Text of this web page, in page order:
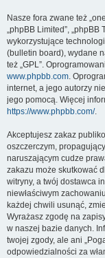
Nasze fora zwane też
„phpBB Limited”,
wykorzystujące
(bulletin board), wydane
też „GPL”.
www.phpbb.com.
internet, a jego autorzy
jego pomocą. Więcej
https://www.phpbb.com/.
Akceptujesz zakaz
oszczerczym,
naruszającym cudze
zakazu może skutkować
witryny, a twój dostawca
niewłaściwym
każdej chwili usunąć,
Wyrażasz zgodę na
w naszej bazie danych.
twojej zgody, ale ani
odpowiedzialności za